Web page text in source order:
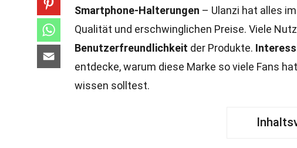
Smartphone-Halterungen – Ulanzi hat alles
Qualität und erschwinglichen Preise. Viele
Benutzerfreundlichkeit der Produkte.
entdecke, warum diese Marke so viele Fans
wissen solltest.